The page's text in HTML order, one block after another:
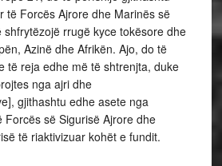
të Forcës Ajrore dhe Marinës së
shfrytëzojë rrugë kyce tokësore dhe
Azinë dhe Afrikën. Ajo, do të
të reja edhe më të shtrenjta, duke
nga ajri dhe
gjithashtu edhe asete nga
Forcës së Sigurisë Ajrore dhe
të riaktivizuar kohët e fundit.